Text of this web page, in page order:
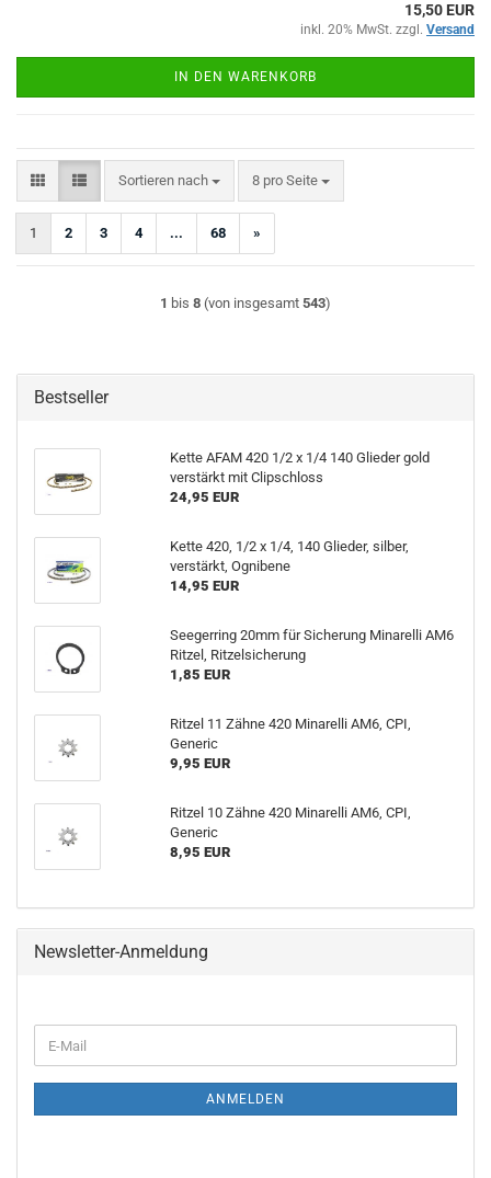
15,50 EUR
inkl. 20% MwSt. zzgl. Versand
IN DEN WARENKORB
Sortieren nach
Sortieren nach 8 pro Seite
pro Seite
1 2 3 4 ... 68 »
1 bis 8 (von insgesamt 543)
Bestseller
Kette AFAM 420 1/2 x 1/4 140 Glieder gold
verstärkt mit Clipschloss
24,95 EUR
Kette 420, 1/2 x 1/4, 140 Glieder, silber,
verstärkt, Ognibene
14,95 EUR
Seegerring 20mm für Sicherung Minarelli AM6
Ritzel, Ritzelsicherung
1,85 EUR
Ritzel 11 Zähne 420 Minarelli AM6, CPI,
Generic
9,95 EUR
Ritzel 10 Zähne 420 Minarelli AM6, CPI,
Generic
8,95 EUR
Newsletter-Anmeldung
E-
Mail
ANMELDEN